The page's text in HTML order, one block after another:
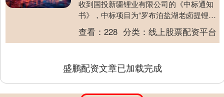
收到国投新疆锂业有限公司的《中标通知
书》，中标项目为“罗布泊盐湖老卤提锂综
合利用扩能改造工程-膜处理系统采购”，中
标....
查看：228 分类：线上股票配资平台
盛鹏配资文章已加载完成